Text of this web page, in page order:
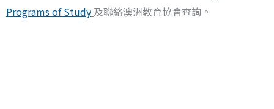
Programs of Study 及聯絡澳洲教育協會查詢。